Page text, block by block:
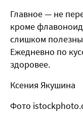
Главное — не
кроме
слишком
Ежедневно по
здоровее.
Ксения Якушина
Фото